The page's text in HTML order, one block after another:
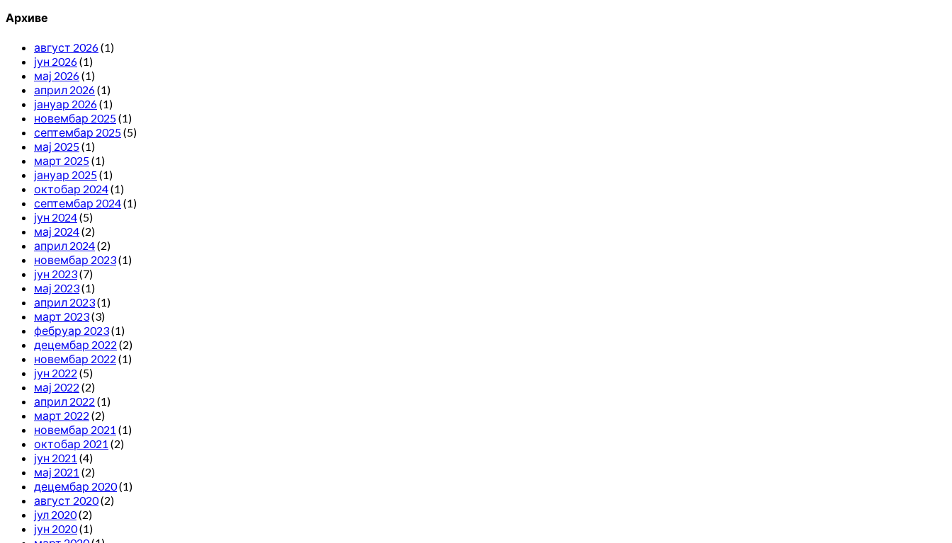
Архиве
август 2026(1)
јун 2026(1)
мај 2026(1)
април 2026(1)
јануар 2026(1)
новембар 2025(1)
септембар 2025(5)
мај 2025(1)
март 2025(1)
јануар 2025(1)
октобар 2024(1)
септембар 2024(1)
јун 2024(5)
мај 2024(2)
април 2024(2)
новембар 2023(1)
јун 2023(7)
мај 2023(1)
април 2023(1)
март 2023(3)
фебруар 2023(1)
децембар 2022 (2)
новембар 2022 (1)
јун 2022 (5)
мај 2022 (2)
април 2022 (1)
март 2022 (2)
новембар 2021 (1)
октобар 2021 (2)
јун 2021 (4)
мај 2021 (2)
децембар 2020(1)
август 2020(2)
јул 2020(2)
јун 2020(1)